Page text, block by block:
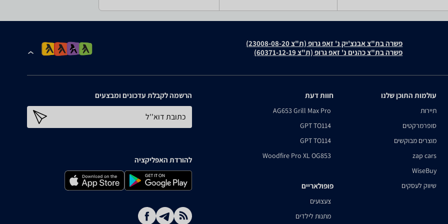
פשרה בת"צ אבנצ'יק נ' זאפ גרופ (ת"צ 23008-08-20)
פשרה בת"צ כהנים נ' זאפ גרופ (ת"צ 60371-12-19)
עולמות התוכן שלנו
תיירות
סופרמרקטים
מוצרים מבוקשים
zap cars
WiseBuy
שיווק לעסקים
חוות דעת
AG653 Grill Max Pro
GPT TO114
GPT TO114
Woodfire Pro XL OG853
פופולאריים
צעצועים
מתנות לילדים
הרשמה לקבלת עדכונים ומבצעים
כתובת דוא''ל
להורדת האפליקציה